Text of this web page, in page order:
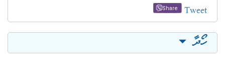
Tweet
Share
ހޯދާ